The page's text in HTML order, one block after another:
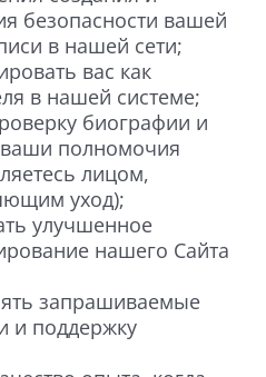
безопасности вашей
в нашей сети;
вас как
в нашей системе;
биографии и
полномочия
лицом,
уход);
улучшенное
нашего Сайта
запрашиваемые
и поддержку